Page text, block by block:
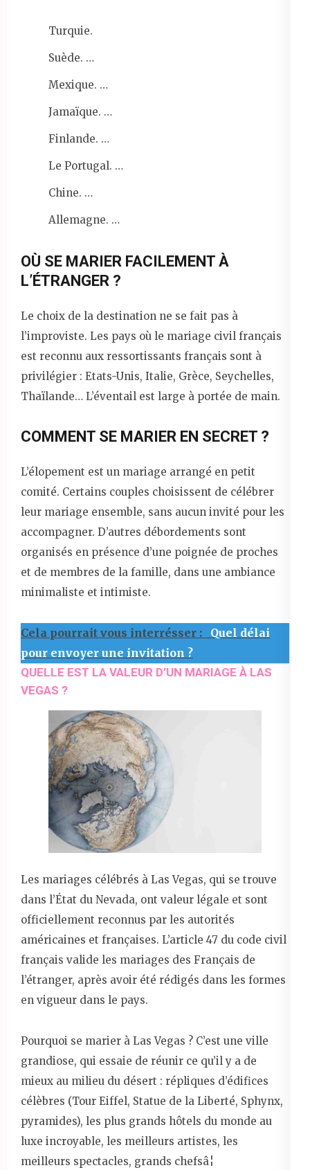
Turquie.
Suède. …
Mexique. …
Jamaïque. …
Finlande. …
Le Portugal. …
Chine. …
Allemagne. …
OÙ SE MARIER FACILEMENT À
L’ÉTRANGER ?
Le choix de la destination ne se fait pas à
l’improviste. Les pays où le mariage civil français
est reconnu aux ressortissants français sont à
privilégier : Etats-Unis, Italie, Grèce, Seychelles,
Thaïlande… L’éventail est large à portée de main.
COMMENT SE MARIER EN SECRET ?
L’élopement est un mariage arrangé en petit
comité. Certains couples choisissent de célébrer
leur mariage ensemble, sans aucun invité pour les
accompagner. D’autres débordements sont
organisés en présence d’une poignée de proches
et de membres de la famille, dans une ambiance
minimaliste et intimiste.
Cela pourrait vous interrésser :
Quel délai
pour envoyer une invitation ?
QUELLE EST LA VALEUR D’UN MARIAGE À LAS
VEGAS ?
Les mariages célébrés à Las Vegas, qui se trouve
dans l’État du Nevada, ont valeur légale et sont
officiellement reconnus par les autorités
américaines et françaises. L’article 47 du code civil
français valide les mariages des Français de
l’étranger, après avoir été rédigés dans les formes
en vigueur dans le pays.
Pourquoi se marier à Las Vegas ? C’est une ville
grandiose, qui essaie de réunir ce qu’il y a de
mieux au milieu du désert : répliques d’édifices
célèbres (Tour Eiffel, Statue de la Liberté, Sphynx,
pyramides), les plus grands hôtels du monde au
luxe incroyable, les meilleurs artistes, les
meilleurs spectacles, grands chefsâ¦